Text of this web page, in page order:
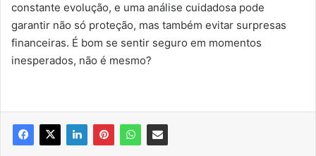
constante evolução, e uma análise cuidadosa pode
garantir não só proteção, mas também evitar surpresas
financeiras. É bom se sentir seguro em momentos
inesperados, não é mesmo?